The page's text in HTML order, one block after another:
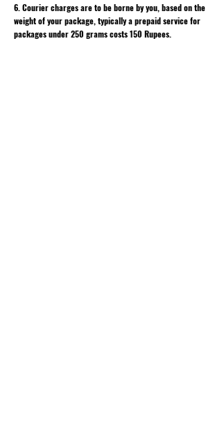
6. Courier charges are to be borne by you, based on the
weight of your package, typically a prepaid service for
packages under 250 grams costs 150 Rupees.